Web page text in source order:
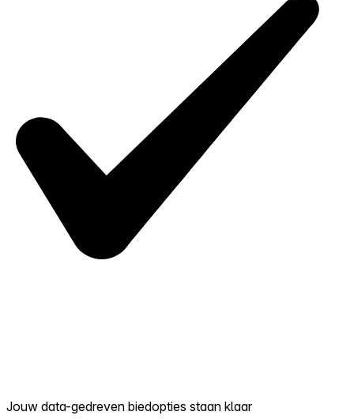
Jouw data-gedreven biedopties staan klaar